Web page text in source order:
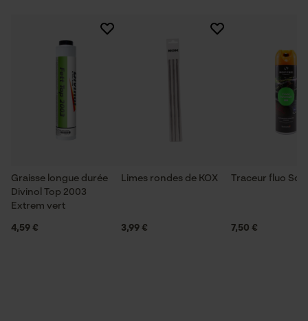
Graisse longue durée
Divinol Top 2003
Extrem vert
4,59 €
Limes rondes de KOX
3,99 €
Traceur fluo
7,50 €